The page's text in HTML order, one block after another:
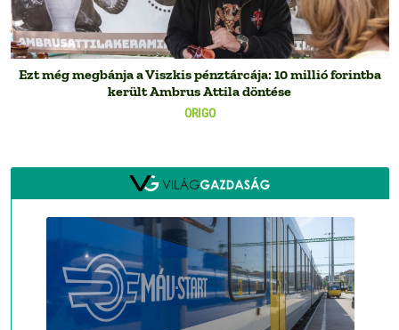
ORIGO
Ezt még megbánja a Viszkis pénztárcája: 10 millió forintba
került Ambrus Attila döntése